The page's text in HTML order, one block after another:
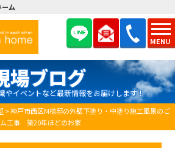
MENU
ム
場ブログ
やイベントなど最新情報をお届けします！
>神戸市西区M様邸の外壁下塗り・中塗り施工風景のご
工事 築20年ほどのお家